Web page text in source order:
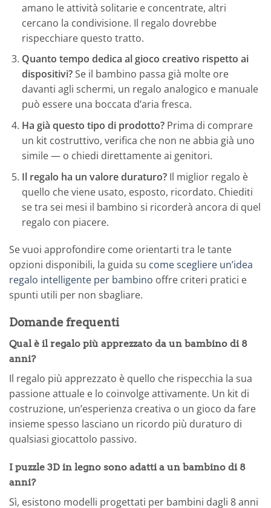
amano le attività solitarie e concentrate, altri
cercano la condivisione. Il regalo dovrebbe
rispecchiare questo tratto.
Quanto tempo dedica al gioco creativo rispetto ai
dispositivi?Se il bambino passa già molte ore
davanti agli schermi, un regalo analogico e manuale
può essere una boccata d’aria fresca.
Ha già questo tipo di prodotto?Prima di comprare
un kit costruttivo, verifica che non ne abbia già uno
simile — o chiedi direttamente ai genitori.
Il regalo ha un valore duraturo?Il miglior regalo è
quello che viene usato, esposto, ricordato. Chiediti
se tra sei mesi il bambino si ricorderà ancora di quel
regalo con piacere.
Se vuoi approfondire come orientarti tra le tante
opzioni disponibili, la guida su come scegliere un’idea
regalo intelligente per bambino offre criteri pratici e
spunti utili per non sbagliare.
Domande frequenti
Qual è il regalo più apprezzato da un bambino di 8
anni?
Il regalo più apprezzato è quello che rispecchia la sua
passione attuale e lo coinvolge attivamente. Un kit di
costruzione, un’esperienza creativa o un gioco da fare
insieme spesso lasciano un ricordo più duraturo di
qualsiasi giocattolo passivo.
I puzzle 3D in legno sono adatti a un bambino di 8
anni?
Sì, esistono modelli progettati per bambini dagli 8 anni